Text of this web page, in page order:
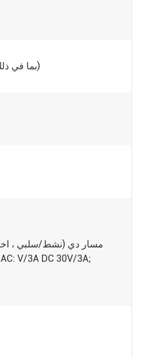
≤ 9W (باستثناء الوحدات) ؛ ≤ 15W (بما في ذلك الوحدات ، ما يصل إلى 3 وحدات)
عادة-إخراج الاتصال مفتوحة ، سعة الاتصال ؛ AC: V/3A DC 30V/3A;